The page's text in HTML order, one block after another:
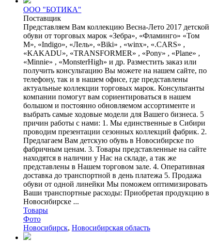
ООО "БОТИКА"
Поставщик
Представляем Вам коллекцию Весна-Лето 2017 детской
обуви от торговых марок «Зебра», «Фламинго» «Том
М», «Indigo», «Лель», «Biki» , «winx», «.CARS» ,
«KAKADU», «TRANSFORMER» , «Pony» , «Plane» ,
«Minnie» , «MonsterHigh» и др. Разместить заказ или
получить консультацию Вы можете на нашем сайте, по
телефону, так и в нашем офисе, где представлены
актуальные коллекции торговых марок. Консультанты
компании помогут вам сориентироваться в нашем
большом и постоянно обновляемом ассортименте и
выбрать самые ходовые модели для Вашего бизнеса. 5
причин работы с нами: 1. Мы единственные в Сибири
проводим презентации сезонных коллекций фабрик. 2.
Предлагаем Вам детскую обувь в Новосибирске по
фабричным ценам. 3. Товары представленные на сайте
находятся в наличии у Нас на складе, а так же
представлены в Нашем торговом зале. 4. Оперативная
доставка до транспортной в день платежа 5. Продажа
обуви от одной линейки Мы поможем оптимизировать
Ваши транспортные расходы: Приобретая продукцию в
Новосибирске ...
Товары
Фото
Новосибирск, Новосибирская область